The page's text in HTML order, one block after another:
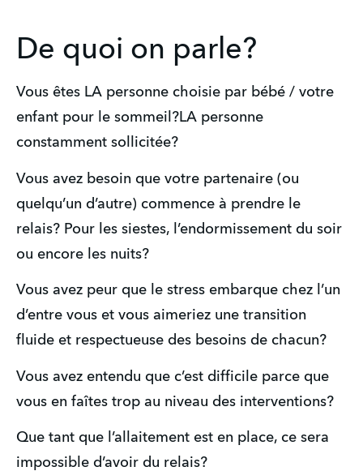
De quoi on parle?
Vous êtes LA personne choisie par bébé / votre
enfant pour le sommeil?LA personne
constamment sollicitée?
Vous avez besoin que votre partenaire (ou
quelqu’un d’autre) commence à prendre le
relais? Pour les siestes, l’endormissement du soir
ou encore les nuits?
Vous avez peur que le stress embarque chez l’un
d’entre vous et vous aimeriez une transition
fluide et respectueuse des besoins de chacun?
Vous avez entendu que c’est difficile parce que
vous en faîtes trop au niveau des interventions?
Que tant que l’allaitement est en place, ce sera
impossible d’avoir du relais?